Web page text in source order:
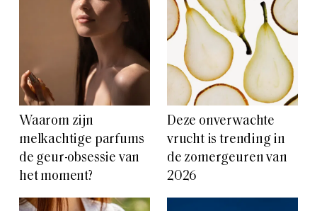
Waarom zijn
melkachtige parfums
de geur-obsessie van
het moment?
Deze onverwachte
vrucht is trending in
de zomergeuren van
2026